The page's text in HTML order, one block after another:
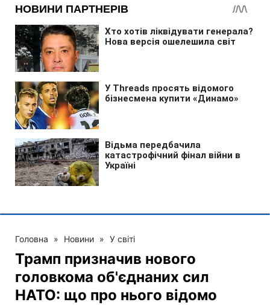
Головна » Новини » У світі
Трамп призначив нового
головкома об'єднаних сил
НАТО: що про нього відомо